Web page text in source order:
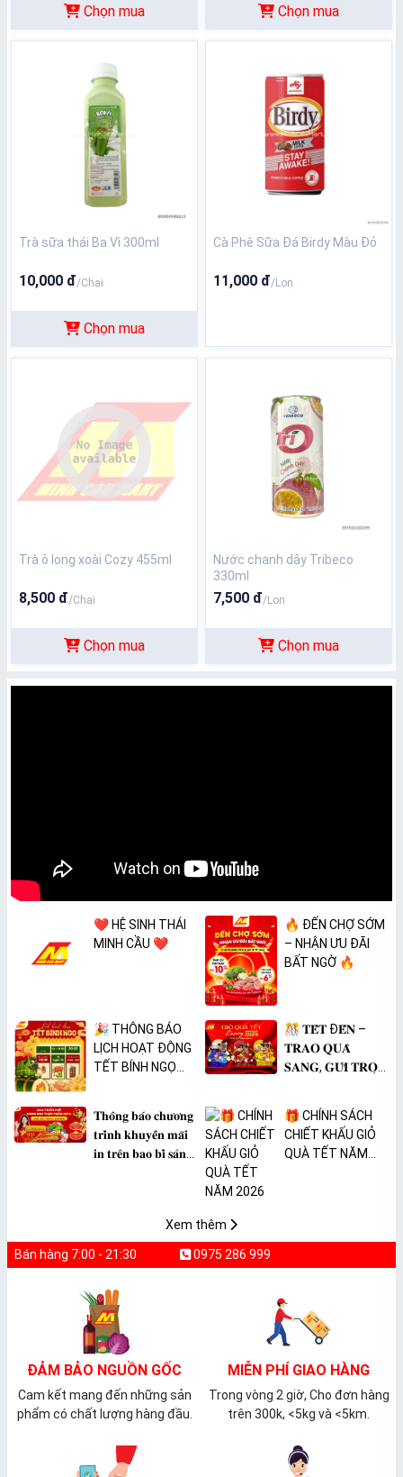
Chọn mua Chọn mua
Trà sữa thái Ba Vì 300ml
10,000 đ/Chai
Chọn mua
Cà Phê Sữa Đá Birdy Màu Đỏ
11,000 đ/Lon
Trà ô long xoài Cozy 455ml
8,500 đ/Chai
Chọn mua
Nước chanh dây Tribeco
330ml
7,500 đ/Lon
Chọn mua
❤️ HỆ SINH THÁI
MINH CẦU ❤️
🔥 ĐẾN CHỢ SỚM
– NHẬN ƯU ĐÃI
BẤT NGỜ 🔥
🎉 THÔNG BÁO
LỊCH HOẠT ĐỘNG
TẾT BÍNH NGỌ
🎊 𝐓𝐄̂́𝐓 Đ𝐄̂́𝐍 –
𝐓𝐑𝐀𝐎 𝐐𝐔𝐀̀
𝐒𝐀𝐍𝐆, 𝐆𝐔̛̉𝐈 𝐓𝐑𝐎̣𝐍
𝐓𝐡𝐨̂𝐧𝐠 𝐛𝐚́𝐨 𝐜𝐡𝐮̛𝐨̛𝐧𝐠
𝐭𝐫𝐢̀𝐧𝐡 𝐤𝐡𝐮𝐲𝐞̂́𝐧 𝐦𝐚̃𝐢
𝐢𝐧 𝐭𝐫𝐞̂𝐧 𝐛𝐚𝐨 𝐛𝐢̀ 𝐬𝐚̉𝐧
🎁 CHÍNH SÁCH
CHIẾT KHẤU GIỎ
QUÀ TẾT NĂM
Xem thêm
Bán hàng 7:00 - 21:30 0975 286 999
ĐẢM BẢO NGUỒN GỐC
Cam kết mang đến những sản
phẩm có chất lượng hàng đầu.
MIỄN PHÍ GIAO HÀNG
Trong vòng 2 giờ, Cho đơn hàng
trên 300k, <5kg và <5km.